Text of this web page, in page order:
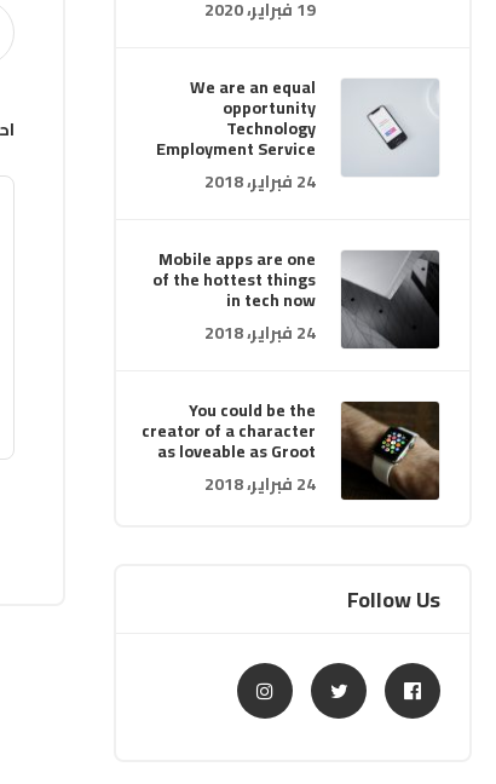
19 فبراير، 2020
We are an equal
opportunity
Technology
Employment Service
24 فبراير، 2018
Mobile apps are one
of the hottest things
in tech now
24 فبراير، 2018
You could be the
creator of a character
as loveable as Groot
24 فبراير، 2018
Follow Us